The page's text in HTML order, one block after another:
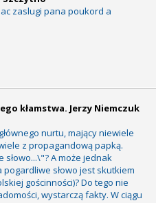
zaslugi pana poukord a
kłamstwa. Jerzy Niemczuk
nurtu, mający niewiele
z propagandową papką.
A może jednak
słowo jest skutkiem
gościnności)? Do tego nie
wystarczą fakty. W ciągu